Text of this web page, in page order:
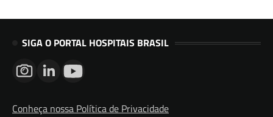
SIGA O PORTAL HOSPITAIS BRASIL
Conheça nossa Política de Privacidade